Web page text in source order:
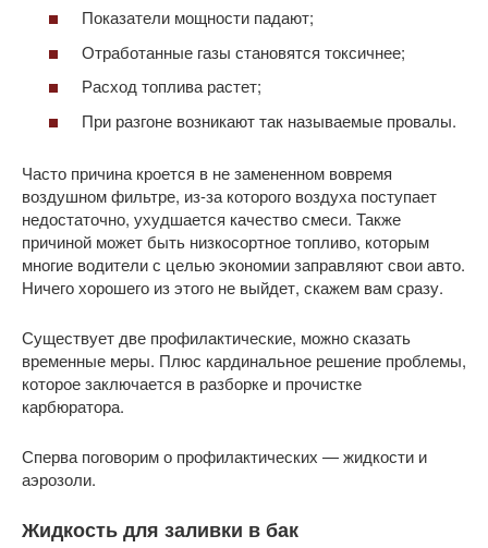
Показатели мощности падают;
Отработанные газы становятся токсичнее;
Расход топлива растет;
При разгоне возникают так называемые провалы.
Часто причина кроется в не замененном вовремя
воздушном фильтре, из-за которого воздуха поступает
недостаточно, ухудшается качество смеси. Также
причиной может быть низкосортное топливо, которым
многие водители с целью экономии заправляют свои авто.
Ничего хорошего из этого не выйдет, скажем вам сразу.
Существует две профилактические, можно сказать
временные меры. Плюс кардинальное решение проблемы,
которое заключается в разборке и прочистке
карбюратора.
Сперва поговорим о профилактических — жидкости и
аэрозоли.
Жидкость для заливки в бак